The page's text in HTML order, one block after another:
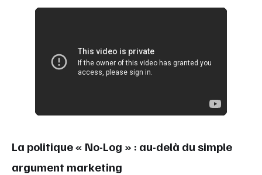
La politique « No-Log » : au-delà du simple
argument marketing